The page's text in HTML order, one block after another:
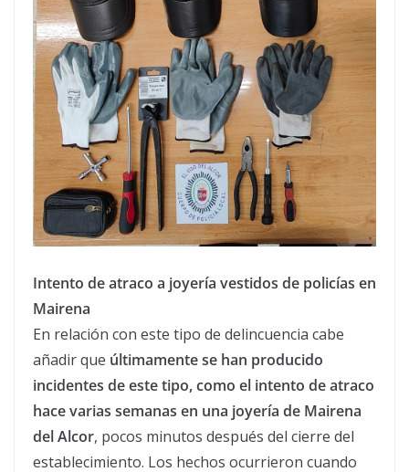
Intento de atraco a joyería vestidos de policías en
Mairena
En relación con este tipo de delincuencia cabe
añadir que últimamente se han producido
incidentes de este tipo, como el intento de atraco
hace varias semanas en una joyería de Mairena
del Alcor, pocos minutos después del cierre del
establecimiento. Los hechos ocurrieron cuando